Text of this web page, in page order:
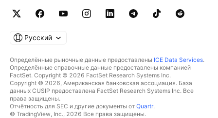
Русский
Определённые рыночные данные предоставлены ICE Data Services.
Определённые справочные данные предоставлены компанией
FactSet. Copyright © 2026 FactSet Research Systems Inc.
Copyright © 2026, Американская банковская ассоциация. База
данных CUSIP предоставлена FactSet Research Systems Inc. Все
права защищены.
Отчётность для SEC и другие документы от Quartr.
© TradingView, Inc., 2026 Все права защищены.